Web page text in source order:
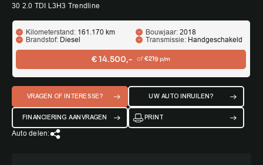
30 2.0 TDI L3H3 Trendline
Kilometerstand: 161.170 km Bouwjaar: 2018
Brandstof: Diesel Transmissie: Handgeschakeld
€ 14.500,- of€219p/m
VRAGEN OF INTERESSE? UW AUTO INRUILEN?
FINANCIERING AANVRAGEN PRINT
Auto delen: